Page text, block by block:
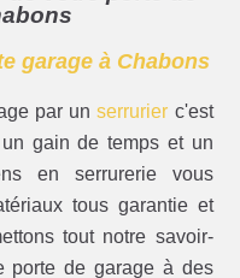
garage à Chabons
par unserrurier c'est
gain de temps et un
en serrurerie vous
tous garantie et
tout notre savoir-
porte de garage à des